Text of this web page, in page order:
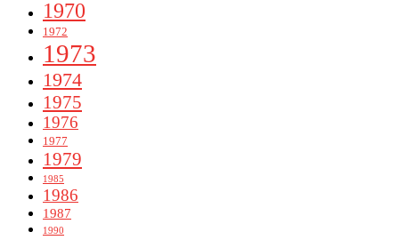
1970
1972
1973
1974
1975
1976
1977
1979
1985
1986
1987
1990